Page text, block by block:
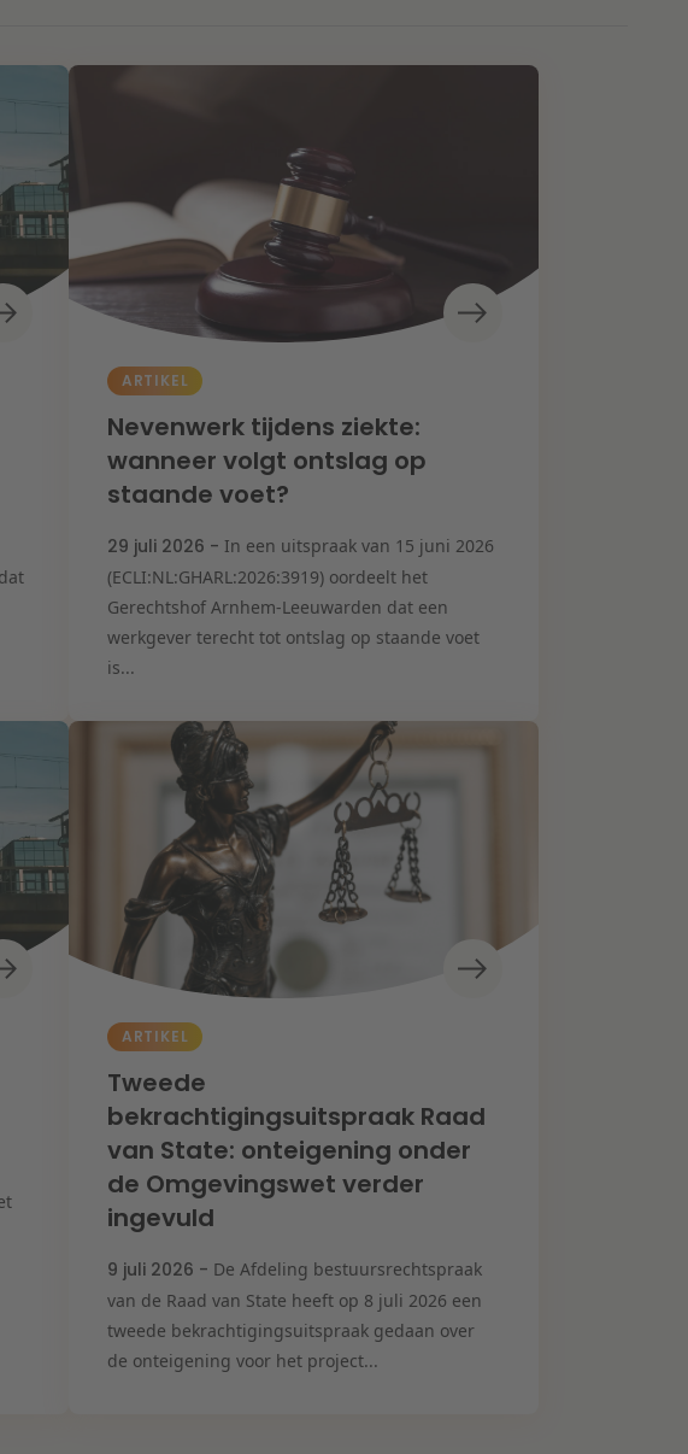
ARTIKEL
Nevenwerk tijdens ziekte:
wanneer volgt ontslag op
staande voet?
29 juli 2026 - In een uitspraak van 15 juni 2026
(ECLI:NL:GHARL:2026:3919) oordeelt het
Gerechtshof Arnhem-Leeuwarden dat een
werkgever terecht tot ontslag op staande voet
is...
ARTIKEL
Tweede
bekrachtigingsuitspraak Raad
van State: onteigening onder
de Omgevingswet verder
ingevuld
9 juli 2026 - De Afdeling bestuursrechtspraak
van de Raad van State heeft op 8 juli 2026 een
tweede bekrachtigingsuitspraak gedaan over
de onteigening voor het project...